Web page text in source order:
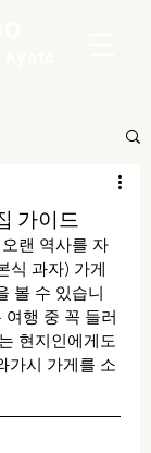
가이드
랜 역사를 자
식 과자) 가게
볼 수 있습니
행 중 꼭 들러
현지인에게도
가시 가게를 소